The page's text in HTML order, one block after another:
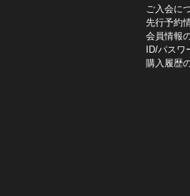
ご入会に
先行予約
会員情報
ID/パス
購入履歴